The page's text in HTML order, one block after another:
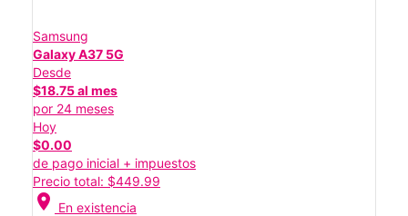
Samsung
Galaxy A37 5G
Desde
$18.75 al mes
por 24 meses
Hoy
$0.00
de pago inicial + impuestos
Precio total: $449.99
location_on En existencia